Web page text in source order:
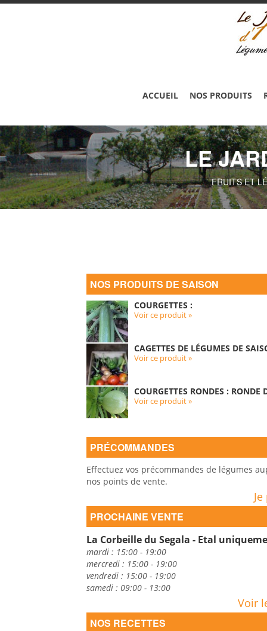
ACCUEIL NOS PRODUITS
LE
FRUITS ET
NOS PRODUITS DE SAISON
COURGETTES :
Voir ce produit »
CAGETTES DE LÉGUMES DE
Voir ce produit »
COURGETTES RONDES : RONDE
Voir ce produit »
PRÉCOMMANDES
Effectuez vos précommandes de légumes
nos points de vente.
PROCHAINE VENTE
La Corbeille du Segala - Etal
mardi : 15:00 - 19:00
mercredi : 15:00 - 19:00
vendredi : 15:00 - 19:00
samedi : 09:00 - 13:00
Voir
NOS RECETTES